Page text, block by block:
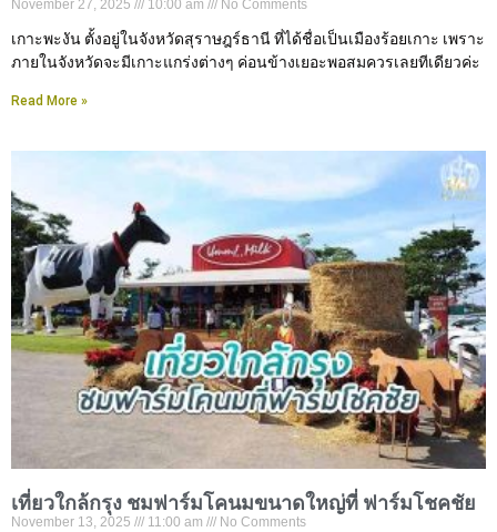
November 27, 2025 10:00 am No Comments
เกาะพะงัน ตั้งอยู่ในจังหวัดสุราษฎร์ธานี ที่ได้ชื่อเป็นเมืองร้อยเกาะ เพราะ
ภายในจังหวัดจะมีเกาะแกร่งต่างๆ ค่อนข้างเยอะพอสมควรเลยทีเดียวค่ะ
Read More »
เที่ยวใกล้กรุง ชมฟาร์มโคนมขนาดใหญ่ที่ ฟาร์มโชคชัย
November 13, 2025 11:00 am No Comments